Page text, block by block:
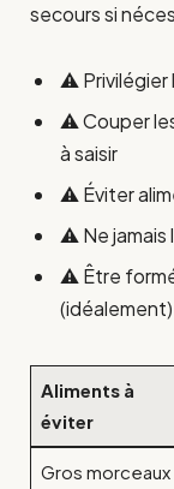
secours si
⚠️ Privilégier
⚠️ Couper
à saisir
⚠️ Éviter
⚠️ Ne jamais
⚠️ Être
(idéalement)
Aliments à
éviter
Gros morceaux